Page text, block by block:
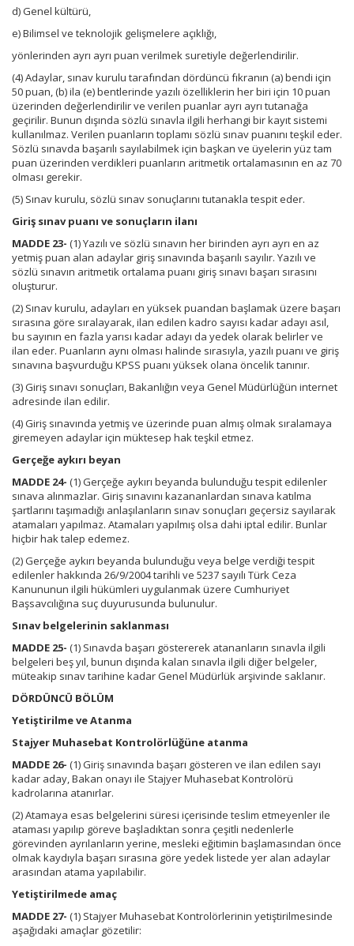
d) Genel kültürü,
e) Bilimsel ve teknolojik gelişmelere açıklığı,
yönlerinden ayrı ayrı puan verilmek suretiyle değerlendirilir.
(4) Adaylar, sınav kurulu tarafından dördüncü fıkranın (a) bendi için
50 puan, (b) ila (e) bentlerinde yazılı özelliklerin her biri için 10 puan
üzerinden değerlendirilir ve verilen puanlar ayrı ayrı tutanağa
geçirilir. Bunun dışında sözlü sınavla ilgili herhangi bir kayıt sistemi
kullanılmaz. Verilen puanların toplamı sözlü sınav puanını teşkil eder.
Sözlü sınavda başarılı sayılabilmek için başkan ve üyelerin yüz tam
puan üzerinden verdikleri puanların aritmetik ortalamasının en az 70
olması gerekir.
(5) Sınav kurulu, sözlü sınav sonuçlarını tutanakla tespit eder.
Giriş sınav puanı ve sonuçların ilanı
MADDE 23- (1) Yazılı ve sözlü sınavın her birinden ayrı ayrı en az
yetmiş puan alan adaylar giriş sınavında başarılı sayılır. Yazılı ve
sözlü sınavın aritmetik ortalama puanı giriş sınavı başarı sırasını
oluşturur.
(2) Sınav kurulu, adayları en yüksek puandan başlamak üzere başarı
sırasına göre sıralayarak, ilan edilen kadro sayısı kadar adayı asıl,
bu sayının en fazla yarısı kadar adayı da yedek olarak belirler ve
ilan eder. Puanların aynı olması halinde sırasıyla, yazılı puanı ve giriş
sınavına başvurduğu KPSS puanı yüksek olana öncelik tanınır.
(3) Giriş sınavı sonuçları, Bakanlığın veya Genel Müdürlüğün internet
adresinde ilan edilir.
(4) Giriş sınavında yetmiş ve üzerinde puan almış olmak sıralamaya
giremeyen adaylar için müktesep hak teşkil etmez.
Gerçeğe aykırı beyan
MADDE 24- (1) Gerçeğe aykırı beyanda bulunduğu tespit edilenler
sınava alınmazlar. Giriş sınavını kazananlardan sınava katılma
şartlarını taşımadığı anlaşılanların sınav sonuçları geçersiz sayılarak
atamaları yapılmaz. Atamaları yapılmış olsa dahi iptal edilir. Bunlar
hiçbir hak talep edemez.
(2) Gerçeğe aykırı beyanda bulunduğu veya belge verdiği tespit
edilenler hakkında 26/9/2004 tarihli ve 5237 sayılı Türk Ceza
Kanununun ilgili hükümleri uygulanmak üzere Cumhuriyet
Başsavcılığına suç duyurusunda bulunulur.
Sınav belgelerinin saklanması
MADDE 25- (1) Sınavda başarı göstererek atananların sınavla ilgili
belgeleri beş yıl, bunun dışında kalan sınavla ilgili diğer belgeler,
müteakip sınav tarihine kadar Genel Müdürlük arşivinde saklanır.
DÖRDÜNCÜ BÖLÜM
Yetiştirilme ve Atanma
Stajyer Muhasebat Kontrolörlüğüne atanma
MADDE 26- (1) Giriş sınavında başarı gösteren ve ilan edilen sayı
kadar aday, Bakan onayı ile Stajyer Muhasebat Kontrolörü
kadrolarına atanırlar.
(2) Atamaya esas belgelerini süresi içerisinde teslim etmeyenler ile
ataması yapılıp göreve başladıktan sonra çeşitli nedenlerle
görevinden ayrılanların yerine, mesleki eğitimin başlamasından önce
olmak kaydıyla başarı sırasına göre yedek listede yer alan adaylar
arasından atama yapılabilir.
Yetiştirilmede amaç
MADDE 27- (1) Stajyer Muhasebat Kontrolörlerinin yetiştirilmesinde
aşağıdaki amaçlar gözetilir: